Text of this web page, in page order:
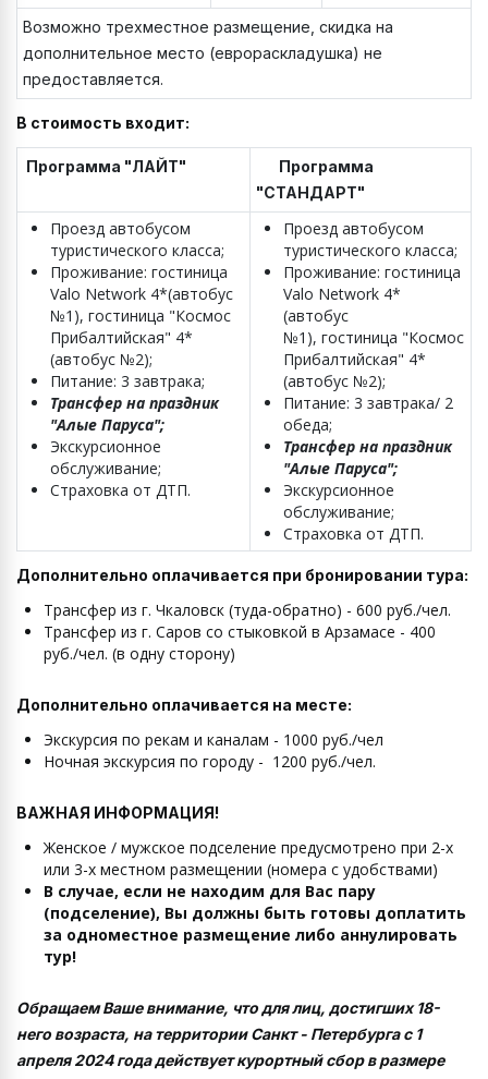
Возможно трехместное размещение, скидка на
дополнительное место (еврораскладушка) не
предоставляется.
В стоимость входит:
Программа "ЛАЙТ"
Программа
"СТАНДАРТ"
Проезд автобусом
туристического класса;
Проживание: гостиница
Valo Network 4*(автобус
№1), гостиница "Космос
Прибалтийская" 4*
(автобус №2);
Питание: 3 завтрака;
Трансфер на праздник
"Алые Паруса";
Экскурсионное
обслуживание;
Страховка от ДТП.
Проезд автобусом
туристического класса;
Проживание: гостиница
Valo Network 4*
(автобус
№1), гостиница "Космос
Прибалтийская" 4*
(автобус №2);
Питание: 3 завтрака/ 2
обеда;
Трансфер на праздник
"Алые Паруса";
Экскурсионное
обслуживание;
Страховка от ДТП.
Дополнительно оплачивается при бронировании тура:
Трансфер из г. Чкаловск (туда-обратно) - 600 руб./чел.
Трансфер из г. Саров со стыковкой в Арзамасе - 400
руб./чел. (в одну сторону)
Дополнительно оплачивается на месте:
Экскурсия по рекам и каналам - 1000 руб./чел
Ночная экскурсия по городу - 1200 руб./чел.
ВАЖНАЯ ИНФОРМАЦИЯ!
Женское / мужское подселение предусмотрено при 2-х
или 3-х местном размещении (номера с удобствами)
В случае, если не находим для Вас пару
(подселение), Вы должны быть готовы доплатить
за одноместное размещение либо аннулировать
тур!
Обращаем Ваше внимание, что для лиц, достигших 18-
него возраста, на территории Санкт - Петербурга с 1
апреля 2024 года действует курортный сбор в размере